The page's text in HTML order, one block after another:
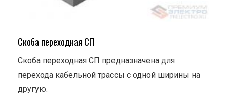
Скоба переходная СП
Скоба переходная СП предназначена для
перехода кабельной трассы с одной ширины на
другую.